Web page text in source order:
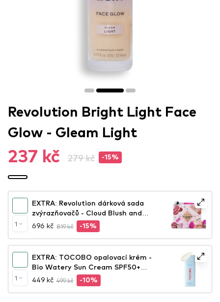
Revolution Bright Light Face
Glow - Gleam Light
237 kč 279 kč -15%
1
EXTRA: Revolution dárková sada
zvýrazňovačů - Cloud Blush and
Glow Highlight Gift Set
696 kč 819 kč -15%
1
EXTRA: TOCOBO opalovací krém -
Bio Watery Sun Cream SPF50+
PA++++
449 kč 499 kč -10%